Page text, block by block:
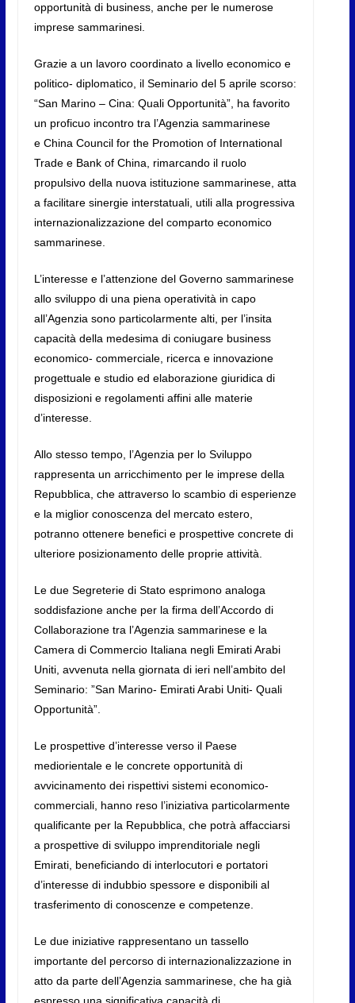
opportunità di business, anche per le numerose
imprese sammarinesi.
Grazie a un lavoro coordinato a livello economico e
politico- diplomatico, il Seminario del 5 aprile scorso:
“San Marino – Cina: Quali Opportunità”, ha favorito
un proficuo incontro tra l’Agenzia sammarinese
e China Council for the Promotion of International
Trade e Bank of China, rimarcando il ruolo
propulsivo della nuova istituzione sammarinese, atta
a facilitare sinergie interstatuali, utili alla progressiva
internazionalizzazione del comparto economico
sammarinese.
L’interesse e l’attenzione del Governo sammarinese
allo sviluppo di una piena operatività in capo
all’Agenzia sono particolarmente alti, per l’insita
capacità della medesima di coniugare business
economico- commerciale, ricerca e innovazione
progettuale e studio ed elaborazione giuridica di
disposizioni e regolamenti affini alle materie
d’interesse.
Allo stesso tempo, l’Agenzia per lo Sviluppo
rappresenta un arricchimento per le imprese della
Repubblica, che attraverso lo scambio di esperienze
e la miglior conoscenza del mercato estero,
potranno ottenere benefici e prospettive concrete di
ulteriore posizionamento delle proprie attività.
Le due Segreterie di Stato esprimono analoga
soddisfazione anche per la firma dell’Accordo di
Collaborazione tra l’Agenzia sammarinese e la
Camera di Commercio Italiana negli Emirati Arabi
Uniti, avvenuta nella giornata di ieri nell’ambito del
Seminario: ”San Marino- Emirati Arabi Uniti- Quali
Opportunità”.
Le prospettive d’interesse verso il Paese
mediorientale e le concrete opportunità di
avvicinamento dei rispettivi sistemi economico-
commerciali, hanno reso l’iniziativa particolarmente
qualificante per la Repubblica, che potrà affacciarsi
a prospettive di sviluppo imprenditoriale negli
Emirati, beneficiando di interlocutori e portatori
d’interesse di indubbio spessore e disponibili al
trasferimento di conoscenze e competenze.
Le due iniziative rappresentano un tassello
importante del percorso di internazionalizzazione in
atto da parte dell’Agenzia sammarinese, che ha già